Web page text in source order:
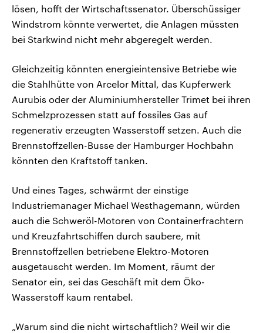
lösen, hofft der Wirtschaftssenator. Überschüssiger
Windstrom könnte verwertet, die Anlagen müssten
bei Starkwind nicht mehr abgeregelt werden.
Gleichzeitig könnten energieintensive Betriebe wie
die Stahlhütte von Arcelor Mittal, das Kupferwerk
Aurubis oder der Aluminiumhersteller Trimet bei ihren
Schmelzprozessen statt auf fossiles Gas auf
regenerativ erzeugten Wasserstoff setzen. Auch die
Brennstoffzellen-Busse der Hamburger Hochbahn
könnten den Kraftstoff tanken.
Und eines Tages, schwärmt der einstige
Industriemanager Michael Westhagemann, würden
auch die Schweröl-Motoren von Containerfrachtern
und Kreuzfahrtschiffen durch saubere, mit
Brennstoffzellen betriebene Elektro-Motoren
ausgetauscht werden. Im Moment, räumt der
Senator ein, sei das Geschäft mit dem Öko-
Wasserstoff kaum rentabel.
„Warum sind die nicht wirtschaftlich? Weil wir die